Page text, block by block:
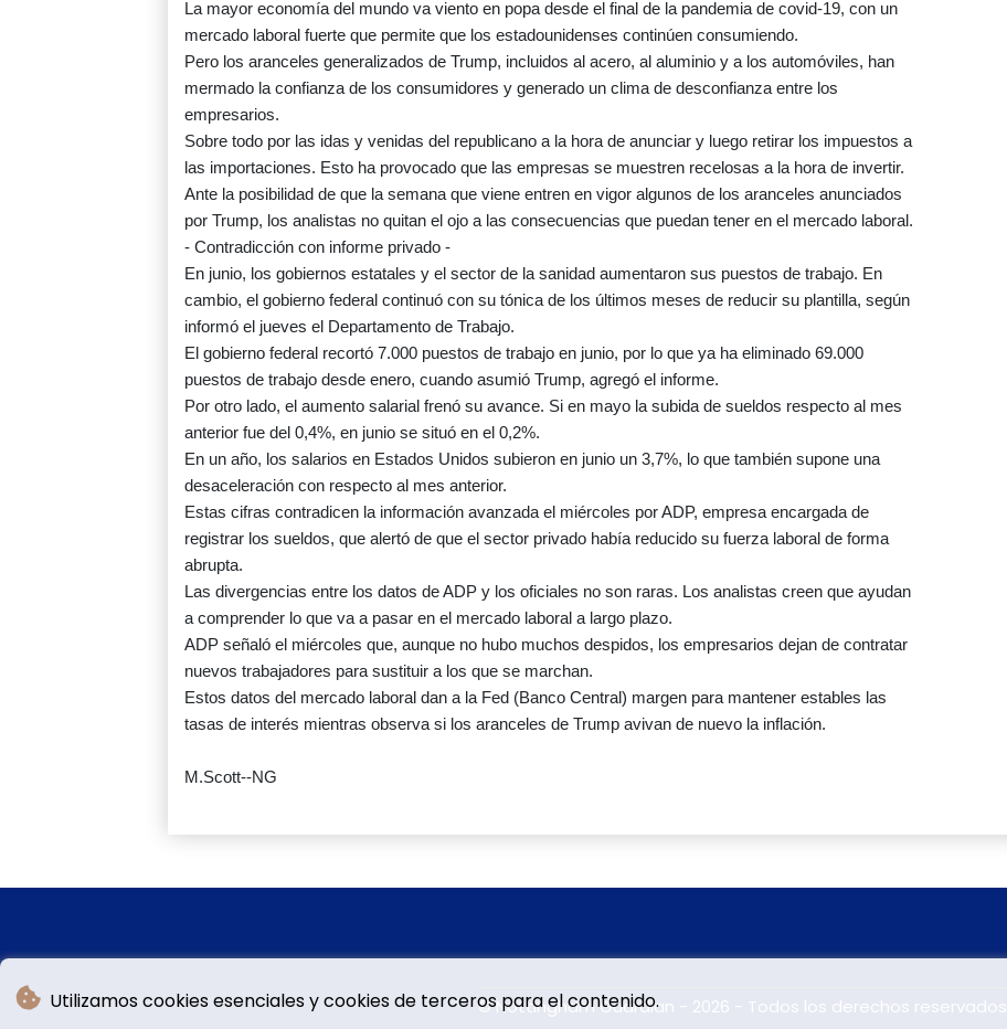
Utilizamos cookies esenciales y cookies de terceros para el contenido.
La mayor economía del mundo va viento en popa desde el final de la pandemia de covid-19, con un
mercado laboral fuerte que permite que los estadounidenses continúen consumiendo.
Pero los aranceles generalizados de Trump, incluidos al acero, al aluminio y a los automóviles, han
mermado la confianza de los consumidores y generado un clima de desconfianza entre los
empresarios.
Sobre todo por las idas y venidas del republicano a la hora de anunciar y luego retirar los impuestos a
las importaciones. Esto ha provocado que las empresas se muestren recelosas a la hora de invertir.
Ante la posibilidad de que la semana que viene entren en vigor algunos de los aranceles anunciados
por Trump, los analistas no quitan el ojo a las consecuencias que puedan tener en el mercado laboral.
- Contradicción con informe privado -
En junio, los gobiernos estatales y el sector de la sanidad aumentaron sus puestos de trabajo. En
cambio, el gobierno federal continuó con su tónica de los últimos meses de reducir su plantilla, según
informó el jueves el Departamento de Trabajo.
El gobierno federal recortó 7.000 puestos de trabajo en junio, por lo que ya ha eliminado 69.000
puestos de trabajo desde enero, cuando asumió Trump, agregó el informe.
Por otro lado, el aumento salarial frenó su avance. Si en mayo la subida de sueldos respecto al mes
anterior fue del 0,4%, en junio se situó en el 0,2%.
En un año, los salarios en Estados Unidos subieron en junio un 3,7%, lo que también supone una
desaceleración con respecto al mes anterior.
Estas cifras contradicen la información avanzada el miércoles por ADP, empresa encargada de
registrar los sueldos, que alertó de que el sector privado había reducido su fuerza laboral de forma
abrupta.
Las divergencias entre los datos de ADP y los oficiales no son raras. Los analistas creen que ayudan
a comprender lo que va a pasar en el mercado laboral a largo plazo.
ADP señaló el miércoles que, aunque no hubo muchos despidos, los empresarios dejan de contratar
nuevos trabajadores para sustituir a los que se marchan.
Estos datos del mercado laboral dan a la Fed (Banco Central) margen para mantener estables las
tasas de interés mientras observa si los aranceles de Trump avivan de nuevo la inflación.
M.Scott--NG
© Nottingham Guardian - 2026 - Todos los derechos reservados